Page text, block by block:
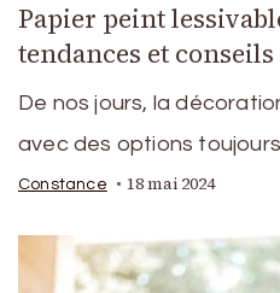
Papier peint
tendances et
De nos jours, la
avec des options
Constance 18 mai 2024